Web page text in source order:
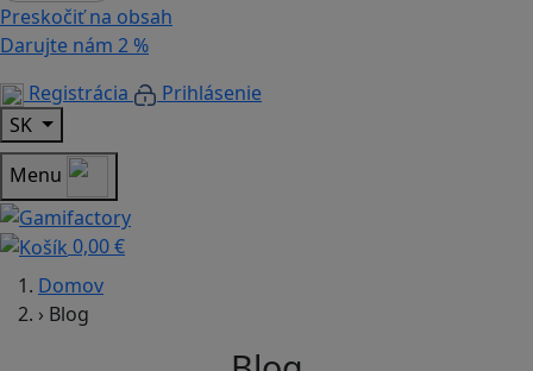
Preskočiť na obsah
Darujte nám 2 %
Registrácia
Prihlásenie
SK
Menu
0,00 €
Domov
› Blog